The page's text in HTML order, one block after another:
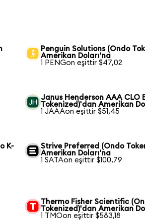
Penguin Solutions (Ondo
Amerikan Doları'na
1 PENGon eşittir $47,02
Janus Henderson AAA CLO
Tokenized)'dan Amerikan
1 JAAAon eşittir $51,45
K-
Strive Preferred (Ondo
Amerikan Doları'na
1 SATAon eşittir $100,79
Thermo Fisher Scientific
Tokenized)'dan Amerikan
1 TMOon eşittir $583,18